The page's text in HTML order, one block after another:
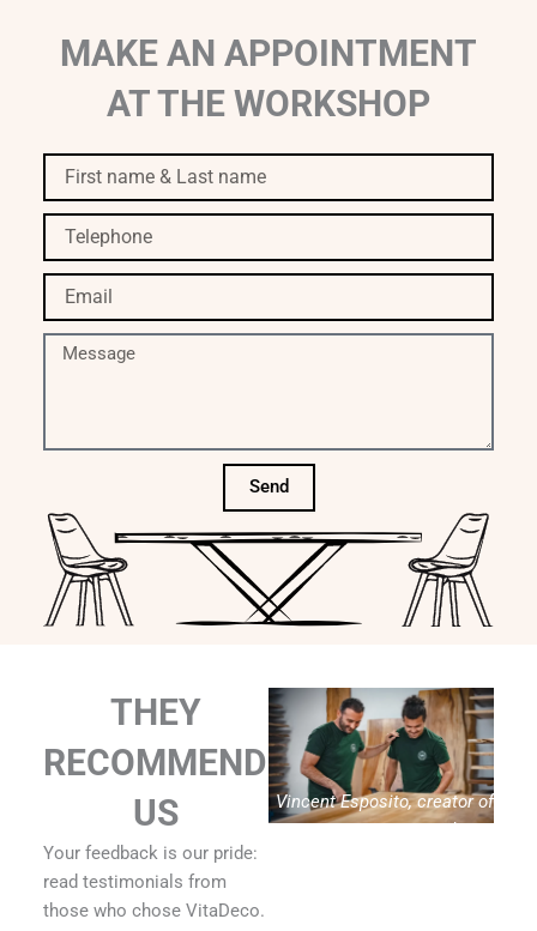
MAKE AN APPOINTMENT
AT THE WORKSHOP
name
&
Last
name
Message
Send
Vincent Esposito, creator of
Vitadeco
THEY
RECOMMEND
US
Your feedback is our pride:
read testimonials from
those who chose VitaDeco.